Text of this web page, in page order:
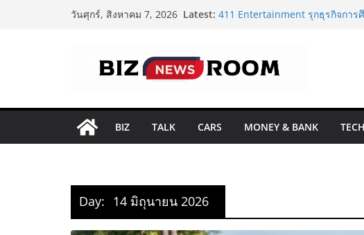
วันศุกร์, สิงหาคม 7, 2026 Latest: 411 Entertainment รุกธุรกิจการ
แรก รังสรรค์ “ผ้าลายน้ำไหล” สู่ชิ้
ทุน–ความรู้ หนุนธุรกิจอาหารไทย
ททท. จับมือ TransNusa Airline –
BIZ TALK CARS MONEY & BANK TECH
Day: 14 มิถุนายน 2026